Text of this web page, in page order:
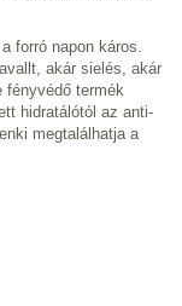
forró napon káros.
akár sielés, akár
fényvédő termék
hidratálótól az anti-
megtalálhatja a